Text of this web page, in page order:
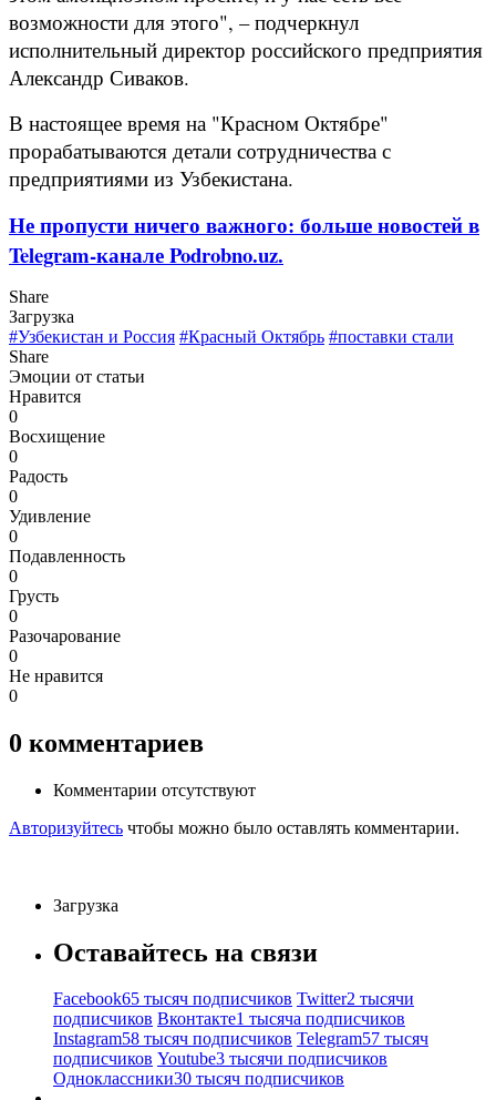
возможности для этого", – подчеркнул
исполнительный директор российского предприятия
Александр Сиваков.
В настоящее время на "Красном Октябре"
прорабатываются детали сотрудничества с
предприятиями из Узбекистана.
Не пропусти ничего важного: больше новостей в
Telegram-канале Podrobno.uz.
Share
Загрузка
#Узбекистан и Россия #Красный Октябрь #поставки стали
Share
Эмоции от статьи
Нравится
0
Восхищение
0
Радость
0
Удивление
0
Подавленность
0
Грусть
0
Разочарование
0
Не нравится
0
0 комментариев
Комментарии отсутствуют
Авторизуйтесь чтобы можно было оставлять комментарии.
Загрузка
Оставайтесь на связи
Facebook65 тысяч подписчиков Twitter2 тысячи
подписчиков Вконтакте1 тысяча подписчиков
Instagram58 тысяч подписчиков Telegram57 тысяч
подписчиков Youtube3 тысячи подписчиков
Одноклассники30 тысяч подписчиков